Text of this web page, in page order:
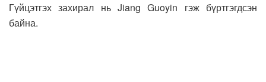
Гүйцэтгэх захирал нь Jiang Guoyin гэж бүртгэгдсэн
байна.